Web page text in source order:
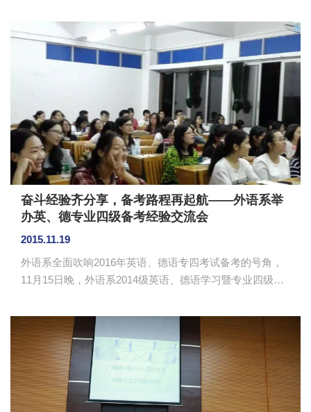
午2点，招聘会正式开始。烈日根本挡不了毕业生前来应聘
的热情与信心，同学们身着正装，满怀期待。在面试过
程，面对面试官的各种提问，有的同学严肃认真，一丝不
苟；有的谈笑风生，胸有成竹。应聘的同学都努力把自己
最好的一面展示给面试官，希望能获得自己满意的工作。
激烈的竞争使整个招聘现场充满积极向上的氛围，同时，
也向同学们传达出了对待就业一定...
奋斗经验齐分享，备考路程再起航——外语系举
办英、德专业四级备考经验交流会
2015.11.19
外语系全面吹响2016年英语、德语专四考试备考的号角，
11月15日晚，外语系2014级英语、德语学习暨专业四级考
展。本次交流会由外语系学生会组织，外语系党总支书记
徐超、2014级辅导员黄玉亭、2012级专业德语四级成绩优
秀同学代表江曦，2014级专业英语德语四级成绩优秀同学
代表沙懿娜、吴茂莹、陈书娴和成世烨等10名外语系优秀
学生讲师团成员与2012级英语德语专业全体同学共聚一
堂，一起探讨英语和德语专四备考战略。 在备考经